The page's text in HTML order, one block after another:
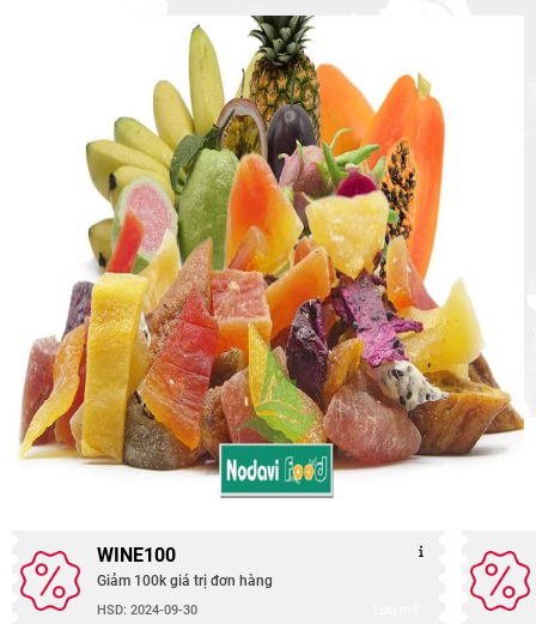
WINE100
Giảm 100k giá trị đơn hàng
HSD: 2024-09-30